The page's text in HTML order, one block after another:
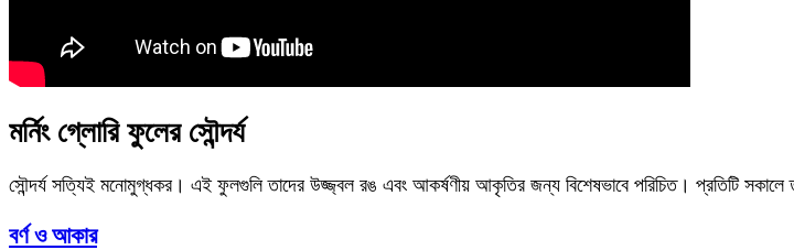
মর্নিং গ্লোরি ফুলের সৌন্দর্য
সৌন্দর্য সত্যিই মনোমুগ্ধকর। এই ফুলগুলি তাদের উজ্জ্বল রঙ এবং আকর্ষণীয় আকৃতির জন্য বিশেষভাবে পরিচিত। প্রতিটি সকালে
বর্ণ ও আকার